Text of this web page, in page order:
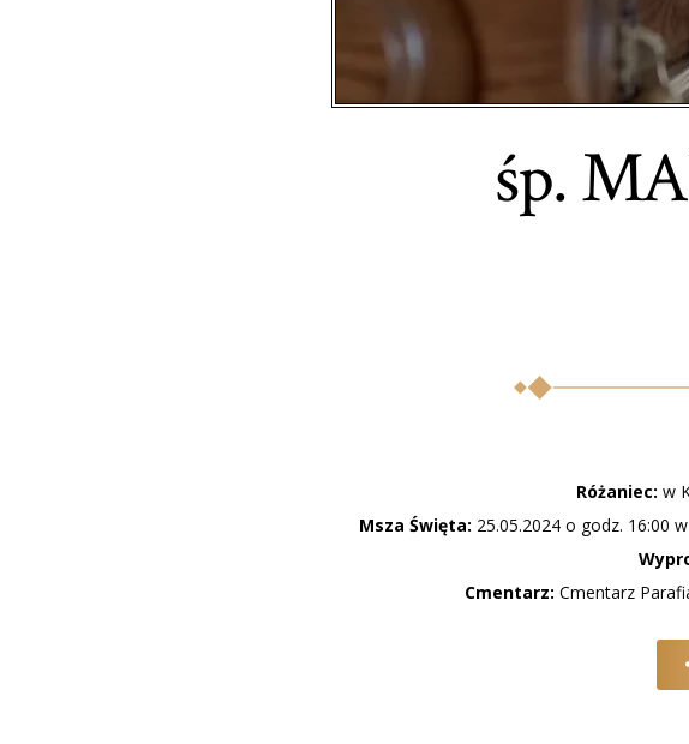
śp.
Różaniec: w
Msza Święta: 25.05.2024 o godz. 16:00
Cmentarz: Cmentarz